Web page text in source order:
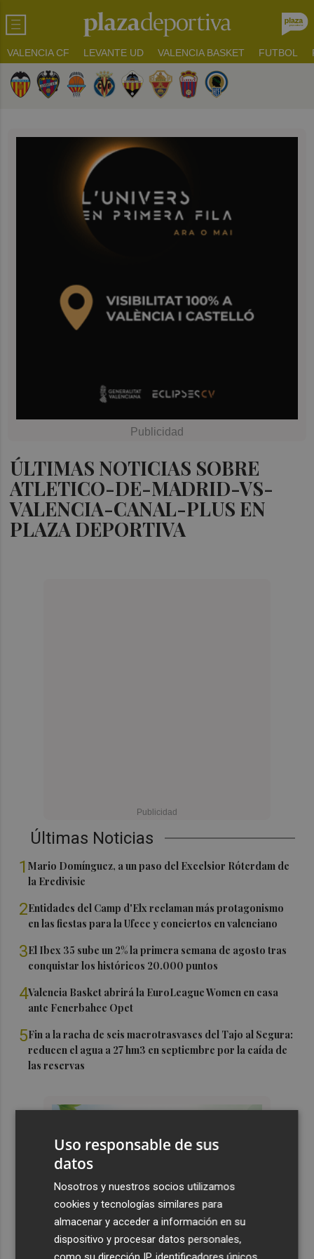
VALENCIA CF LEVANTE UD VALENCIA BASKET FUTBOL
ÚLTIMAS NOTICIAS SOBRE
ATLETICO-DE-MADRID-VS-
VALENCIA-CANAL-PLUS EN
PLAZA DEPORTIVA
Últimas Noticias
1Mario Domínguez, a un paso del Excelsior Róterdam de
la Eredivisie
2Entidades del Camp d'Elx reclaman más protagonismo
en las fiestas para la Ufece y conciertos en valenciano
3El Ibex 35 sube un 2% la primera semana de agosto tras
conquistar los históricos 20.000 puntos
4Valencia Basket abrirá la EuroLeague Women en casa
ante Fenerbahce Opet
5Fin a la racha de seis macrotrasvases del Tajo al Segura:
reducen el agua a 27 hm3 en septiembre por la caída de
las reservas
Uso responsable de sus
datos
Nosotros y nuestros socios utilizamos
cookies y tecnologías similares para
almacenar y acceder a información en su
dispositivo y procesar datos personales,